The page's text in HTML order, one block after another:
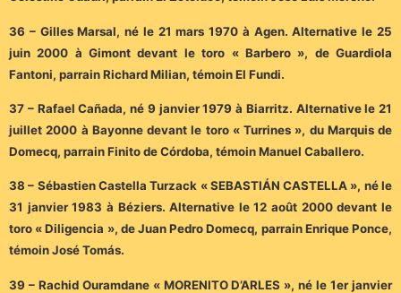
36 – Gilles Marsal, né le 21 mars 1970 à Agen. Alternative le 25
juin 2000 à Gimont devant le toro « Barbero », de Guardiola
Fantoni, parrain Richard Milian, témoin El Fundi.
37 – Rafael Cañada, né 9 janvier 1979 à Biarritz. Alternative le 21
juillet 2000 à Bayonne devant le toro « Turrines », du Marquis de
Domecq, parrain Finito de Córdoba, témoin Manuel Caballero.
38 – Sébastien Castella Turzack « SEBASTIÁN CASTELLA », né le
31 janvier 1983 à Béziers. Alternative le 12 août 2000 devant le
toro « Diligencia », de Juan Pedro Domecq, parrain Enrique Ponce,
témoin José Tomás.
39 – Rachid Ouramdane « MORENITO D’ARLES », né le 1er janvier